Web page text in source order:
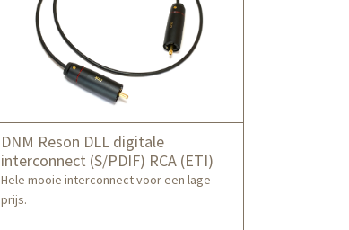
DNM Reson DLL digitale
interconnect (S/PDIF) RCA (ETI)
Hele mooie interconnect voor een lage
prijs.